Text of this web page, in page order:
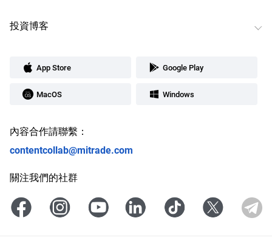
投資博客
App Store Google Play
MacOS Windows
內容合作請聯繫：
contentcollab@mitrade.com
關注我們的社群